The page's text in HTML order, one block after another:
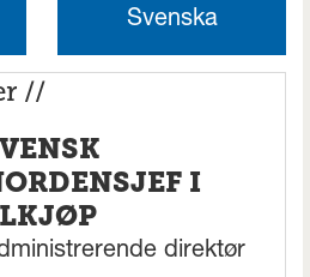
Svenska
//
I
direktør